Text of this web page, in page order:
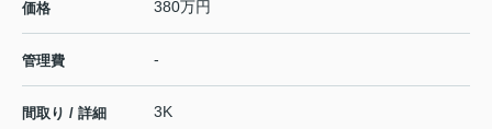
価格 380万円
管理費 -
間取り / 詳細 3K